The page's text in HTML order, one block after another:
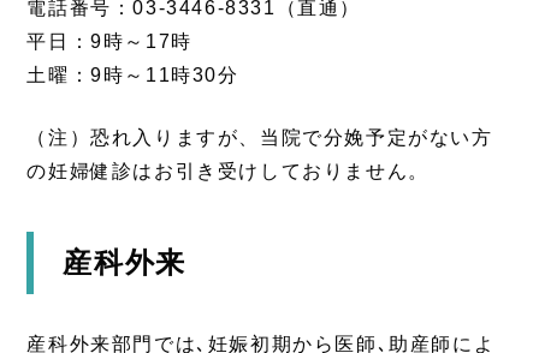
電話番号：03-3446-8331（直通）
平日：9時～17時
土曜：9時～11時30分
（注）恐れ入りますが、当院で分娩予定がない方
の妊婦健診はお引き受けしておりません。
産科外来
産科外来部門では､妊娠初期から医師､助産師によ